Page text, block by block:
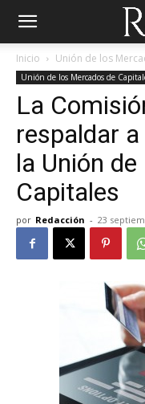
Inicio Unión de los
Unión de los Mercados de
La
respaldar
la Unión
Capitales
por Redacción - 23